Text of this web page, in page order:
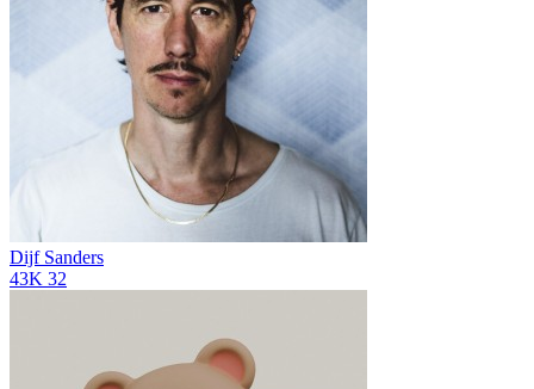
Dijf Sanders
43K 32